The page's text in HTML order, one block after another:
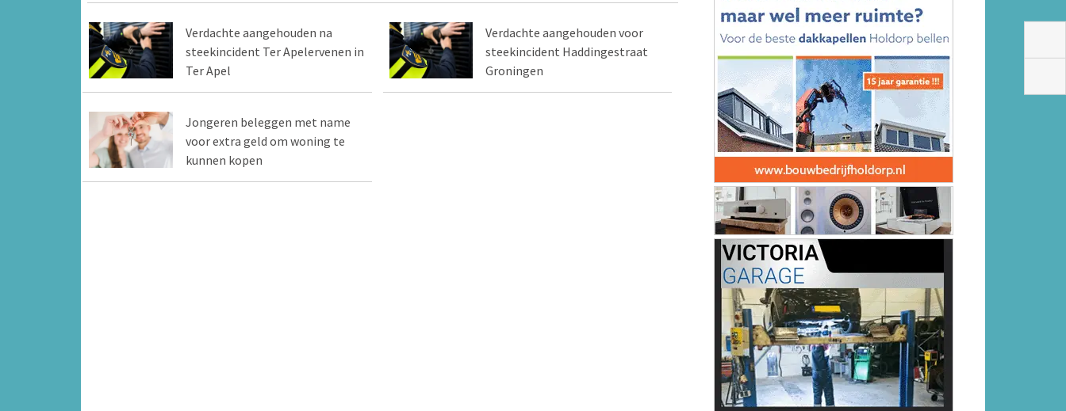
Verdachte aangehouden na
steekincident Ter Apelervenen in
Ter Apel
Verdachte aangehouden voor
steekincident Haddingestraat
Groningen
Jongeren beleggen met name
voor extra geld om woning te
kunnen kopen